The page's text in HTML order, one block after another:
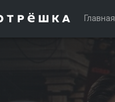
Главная